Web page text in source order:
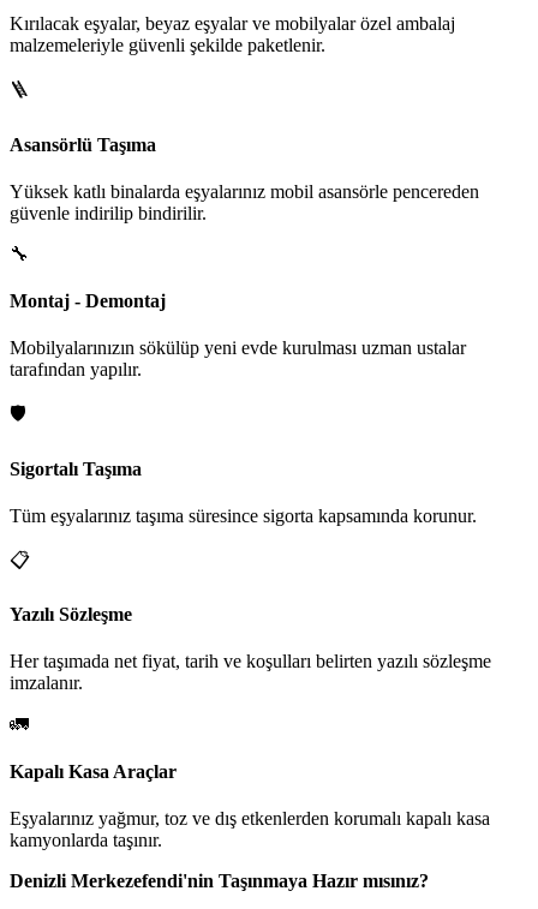
Kırılacak eşyalar, beyaz eşyalar ve mobilyalar özel ambalaj
malzemeleriyle güvenli şekilde paketlenir.
🪜
Asansörlü Taşıma
Yüksek katlı binalarda eşyalarınız mobil asansörle pencereden
güvenle indirilip bindirilir.
🔧
Montaj - Demontaj
Mobilyalarınızın sökülüp yeni evde kurulması uzman ustalar
tarafından yapılır.
🛡️
Sigortalı Taşıma
Tüm eşyalarınız taşıma süresince sigorta kapsamında korunur.
📋
Yazılı Sözleşme
Her taşımada net fiyat, tarih ve koşulları belirten yazılı sözleşme
imzalanır.
🚛
Kapalı Kasa Araçlar
Eşyalarınız yağmur, toz ve dış etkenlerden korumalı kapalı kasa
kamyonlarda taşınır.
Denizli Merkezefendi'nin Taşınmaya Hazır mısınız?